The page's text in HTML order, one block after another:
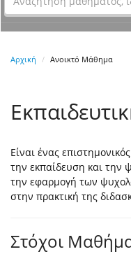
Αρχική Ανοικτό Μάθημα
Είναι ένας
την εκπαίδευση και την
την εφαρμογή των
στην πρακτική της
Στόχοι